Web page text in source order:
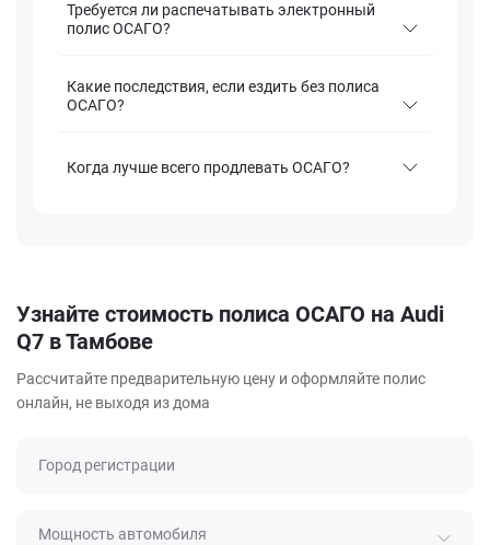
Требуется ли распечатывать электронный
полис ОСАГО?
Какие последствия, если ездить без полиса
ОСАГО?
Когда лучше всего продлевать ОСАГО?
Узнайте стоимость полиса ОСАГО на Audi
Q7 в Тамбове
Рассчитайте предварительную цену и оформляйте полис
онлайн, не выходя из дома
Город регистрации
Мощность автомобиля